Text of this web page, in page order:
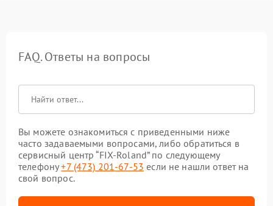
FAQ. Ответы на вопросы
Вы можете ознакомиться с приведенными ниже
часто задаваемыми вопросами, либо обратиться в
сервисный центр “FIX-Roland” по следующему
телефону+7 (473) 201-67-53 если не нашли ответ на
свой вопрос.